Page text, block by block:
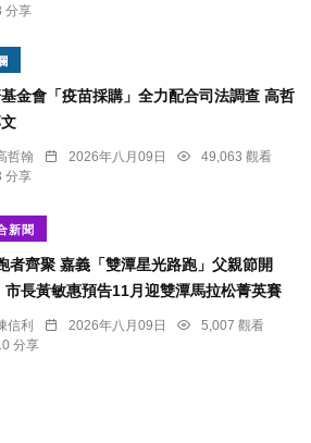
分享
金會「疫苗採購」全力配合司法調查 高哲
哲翰 2026年八月09日
49,063 觀看
分享
新聞
者齊聚 嘉義「雙潭星光路跑」父親節開
市長黃敏惠預告11月迎雙潭馬拉松菁英賽
信利 2026年八月09日
5,007 觀看
分享